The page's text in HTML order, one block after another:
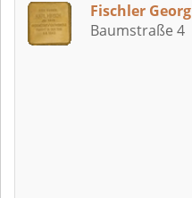
Fischler Georg
Baumstraße 4